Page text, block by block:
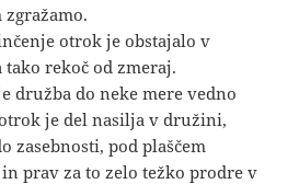
otrok je obstajalo v
rekoč od zmeraj.
družba do neke mere vedno
je del nasilja v družini,
zasebnosti, pod plaščem
prav za to zelo težko prodre v